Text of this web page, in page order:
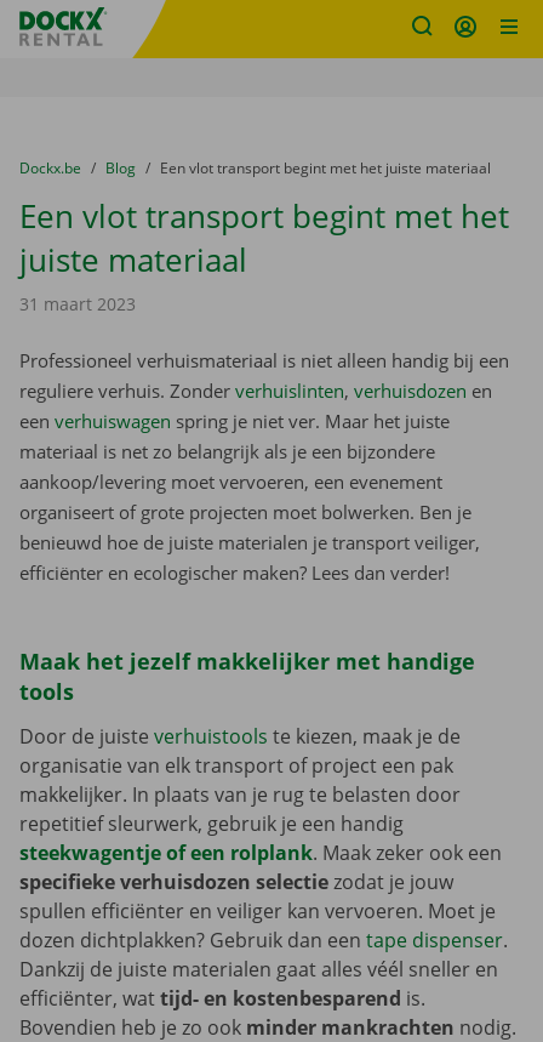
Fratello DEMO
U bevindt zich hier:
van
Dockx.be naar
Blog naar
Een vlot transport begint met het juiste materiaal
Een vlot transport begint met het
juiste materiaal
31 maart 2023
Professioneel verhuismateriaal is niet alleen handig bij een
reguliere verhuis. Zonder verhuislinten, verhuisdozen en
een verhuiswagen spring je niet ver. Maar het juiste
materiaal is net zo belangrijk als je een bijzondere
aankoop/levering moet vervoeren, een evenement
organiseert of grote projecten moet bolwerken. Ben je
benieuwd hoe de juiste materialen je transport veiliger,
efficiënter en ecologischer maken? Lees dan verder!
Maak het jezelf makkelijker met handige
tools
Door de juiste verhuistools te kiezen, maak je de
organisatie van elk transport of project een pak
makkelijker. In plaats van je rug te belasten door
repetitief sleurwerk, gebruik je een handig
steekwagentje of een rolplank. Maak zeker ook een
specifieke verhuisdozen selectiezodat je jouw
spullen efficiënter en veiliger kan vervoeren. Moet je
dozen dichtplakken? Gebruik dan een tape dispenser.
Dankzij de juiste materialen gaat alles véél sneller en
efficiënter, wattijd- en kostenbesparend is.
Bovendien heb je zo ook minder mankrachten nodig.